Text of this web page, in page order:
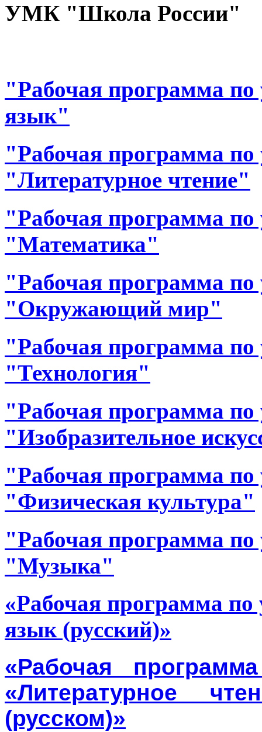
УМК "Школа России"
"Рабочая программа по
язык"
"Рабочая программа по
"Литературное чтение"
"Рабочая программа по
"Математика"
"Рабочая программа по
"Окружающий мир"
"Рабочая программа по
"Технология"
"Рабочая программа по
"Изобразительное
"Рабочая программа по
"Физическая культура"
"Рабочая программа по
"Музыка"
«Рабочая программа по
язык (русский)»
«Рабочая
«Литературное
(русском)»